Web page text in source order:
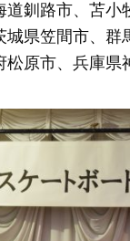
釧路市、苫小
県笠間市、
原市、兵庫県